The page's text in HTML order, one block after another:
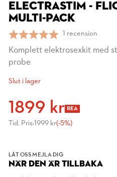
ELECTRASTIM -
MULTI-PACK
1 recension
Komplett elektrosexkit med
probe
Slut i lager
1899 kr REA
Tid. Pris:1999 kr(-5%)
LÅT OSS MEJLA DIG
NÄR DEN ÄR TILLBAKA